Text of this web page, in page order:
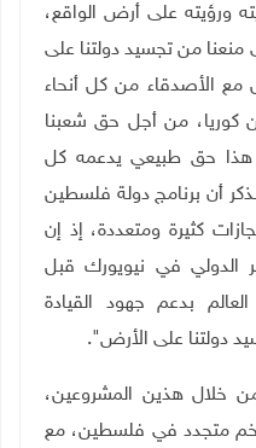
ورؤيته على أرض الواقع،
من تجسيد دولتنا على
الأصدقاء من كل أنحاء
كوريا، من أجل حق شعبنا
هذا حق طبيعي يدعمه كل
أن برنامج دولة فلسطين
كثيرة ومتعددة، إذ إن
الدولي في نيويورك قبل
بدعم جهود القيادة
دولتنا على الأرض".
خلال هذين المشروعين،
متجدد في فلسطين، مع